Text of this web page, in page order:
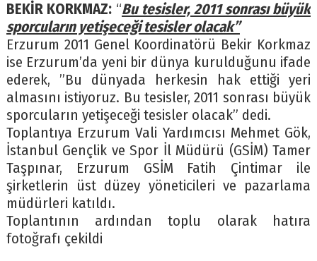
BEKİR KORKMAZ:“Bu tesisler, 2011 sonrası büyük
sporcuların yetişeceği tesisler olacak”
Erzurum 2011 Genel Koordinatörü Bekir Korkmaz
ise Erzurum’da yeni bir dünya kurulduğunu ifade
ederek, ”Bu dünyada herkesin hak ettiği yeri
almasını istiyoruz. Bu tesisler, 2011 sonrası büyük
sporcuların yetişeceği tesisler olacak” dedi.
Toplantıya Erzurum Vali Yardımcısı Mehmet Gök,
İstanbul Gençlik ve Spor İl Müdürü (GSİM) Tamer
Taşpınar, Erzurum GSİM Fatih Çintimar ile
şirketlerin üst düzey yöneticileri ve pazarlama
müdürleri katıldı.
Toplantının ardından toplu olarak hatıra
fotoğrafı çekildi